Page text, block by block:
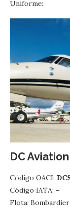
Uniforme:
DC Aviation
Código OACI:
Código IATA: –
Flota: